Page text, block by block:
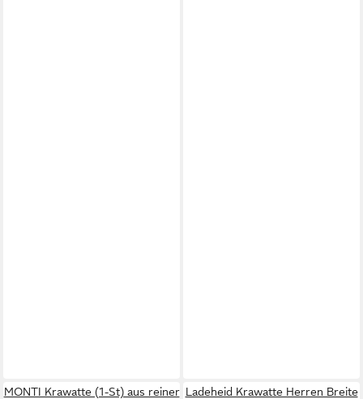
MONTI Krawatte (1-St) aus reiner Ladeheid Krawatte Herren Breite